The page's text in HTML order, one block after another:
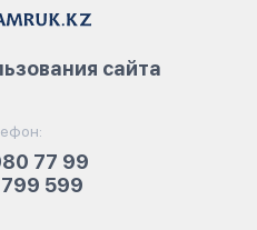
77 99
599
сайта